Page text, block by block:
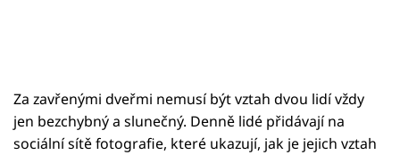
Za zavřenými dveřmi nemusí být vztah dvou lidí vždy
jen bezchybný a slunečný. Denně lidé přidávají na
sociální sítě fotografie, které ukazují, jak je jejich vztah